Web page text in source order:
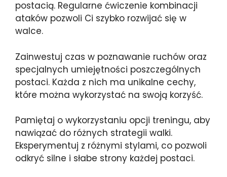
postacią. Regularne ćwiczenie kombinacji
ataków pozwoli Ci szybko rozwijać się w
walce.
Zainwestuj czas w poznawanie ruchów oraz
specjalnych umiejętności poszczególnych
postaci. Każda z nich ma unikalne cechy,
które można wykorzystać na swoją korzyść.
Pamiętaj o wykorzystaniu opcji treningu, aby
nawiązać do różnych strategii walki.
Eksperymentuj z różnymi stylami, co pozwoli
odkryć silne i słabe strony każdej postaci.